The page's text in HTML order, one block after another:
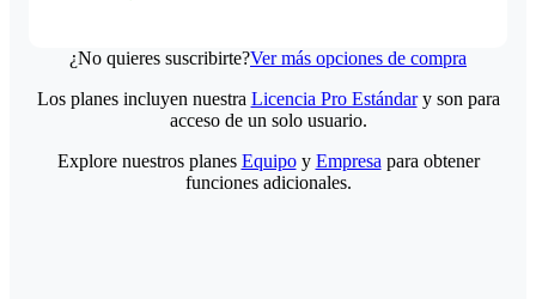
¿No quieres suscribirte?Ver más opciones de compra
Los planes incluyen nuestra Licencia Pro Estándary son para
acceso de un solo usuario.
Explore nuestros planes Equipoy Empresa para obtener
funciones adicionales.